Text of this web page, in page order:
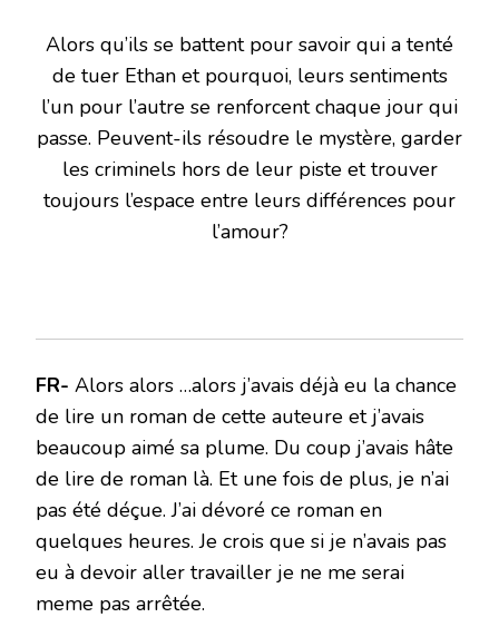
Alors qu’ils se battent pour savoir qui a tenté
de tuer Ethan et pourquoi, leurs sentiments
l’un pour l’autre se renforcent chaque jour qui
passe. Peuvent-ils résoudre le mystère, garder
les criminels hors de leur piste et trouver
toujours l’espace entre leurs différences pour
l’amour?
FR- Alors alors …alors j’avais déjà eu la chance
de lire un roman de cette auteure et j’avais
beaucoup aimé sa plume. Du coup j’avais hâte
de lire de roman là. Et une fois de plus, je n’ai
pas été déçue. J’ai dévoré ce roman en
quelques heures. Je crois que si je n’avais pas
eu à devoir aller travailler je ne me serai
meme pas arrêtée.